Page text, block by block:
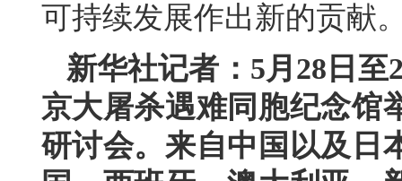
可持续发展作出新的贡献
新华社记者：5月28日
京大屠杀遇难同胞纪念馆
研讨会。来自中国以及日